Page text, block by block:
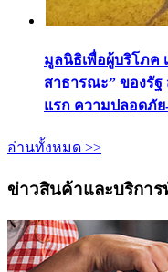
มูลนิธิเพื่อผู้บริโภค
สาธารณะ” ของรั
แรก ความปลอดภัย
อ่านทั้งหมด >>
ข่าวสินค้าและบริการ